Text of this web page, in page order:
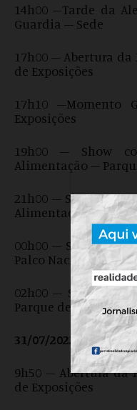
.Anúncio
14h00 –Tarde da
Guardia – Sede
17h00 – Abertura
de Exposições
17h10 –Momento
Exposições
19h00 – Show
Alimentação –
21h00 – Show com
Alimentação- Parque
00h00 – Show
Palco Nacional –
02h00 – Show com
Parque de Exposições
31/07/2022 –
9h50 – Abertura da
de Exposições